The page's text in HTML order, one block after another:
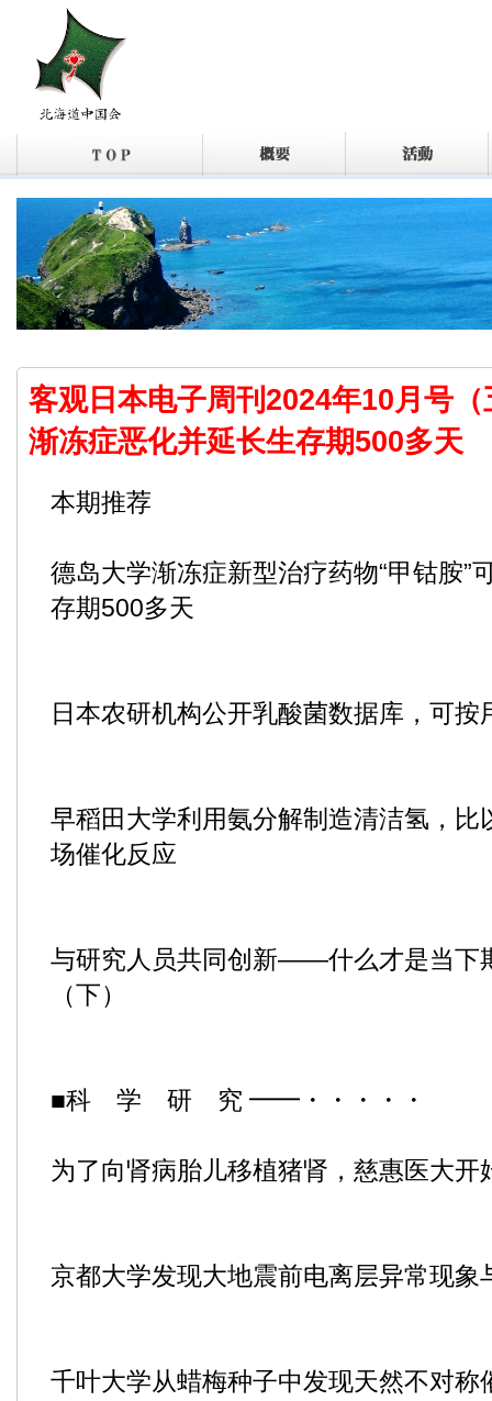
客观日本电子周刊2024年10月号
渐冻症恶化并延长生存期500多天
本期推荐
德岛大学渐冻症新型治疗药物“甲钴胺”
存期500多天
日本农研机构公开乳酸菌数据库，可按
早稻田大学利用氨分解制造清洁氢，
场催化反应
与研究人员共同创新——什么才是当下
（下）
■科 学 研 究 ━━・・・・・
为了向肾病胎儿移植猪肾，慈惠医大开
京都大学发现大地震前电离层异常现象
千叶大学从蜡梅种子中发现天然不对称